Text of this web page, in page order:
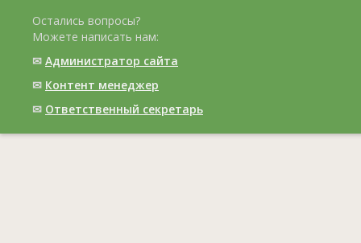
Остались вопросы?
Можете написать нам:
✉ Администратор сайта
✉ Контент менеджер
✉ Ответственный cекретарь